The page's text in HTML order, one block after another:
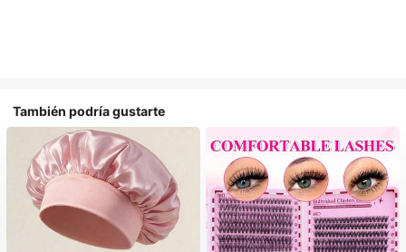
También podría gustarte